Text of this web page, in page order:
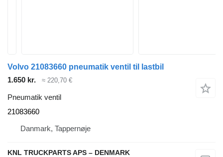
Volvo 21083660 pneumatik ventil til lastbil
1.650 kr.
≈ 220,70 €
Pneumatik ventil
21083660
Danmark, Tappernøje
KNL TRUCKPARTS APS – DENMARK